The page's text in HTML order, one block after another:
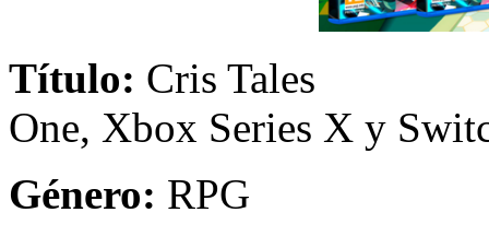
Título: Cris
One, Xbox Series X y
Género: